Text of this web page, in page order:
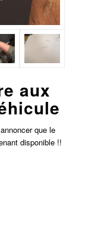
aux
que le
disponible !!